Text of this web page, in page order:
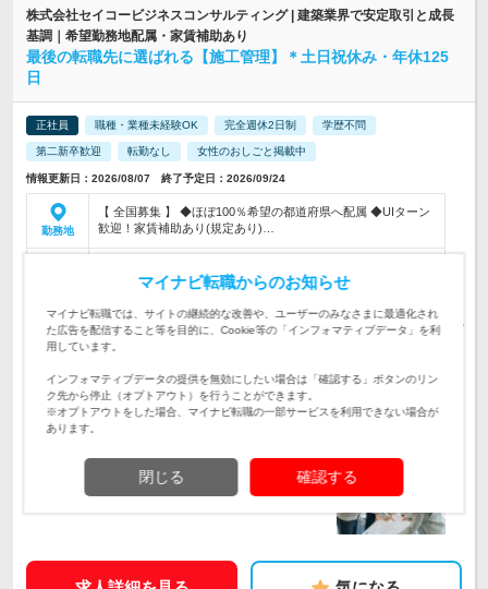
株式会社セイコービジネスコンサルティング | 建築業界で安定取引と成長
基調｜希望勤務地配属・家賃補助あり
最後の転職先に選ばれる【施工管理】＊土日祝休み・年休125
日
正社員 職種・業種未経験OK 完全週休2日制 学歴不問
第二新卒歓迎 転勤なし 女性のおしごと掲載中
情報更新日：2026/08/07 終了予定日：2026/09/24
勤務地
【 全国募集 】 ◆ほぼ100％希望の都道府県へ配属 ◆UIターン
歓迎！家賃補助あり(規定あり)…
験者：月給35万円～＋残業代全額支給＋各種手…
仕事内容
【安定基盤でキャリアアップ】ホテル等の建築施工管理を担当
します。経験者は大規模・上場案件にも挑戦可能！
対象と
なる方
【経験者歓迎／20代～70代活躍中】スーパーゼネコン案件多数
＊全国配属可＊家賃補助有＊収入アップ可能＊ブランクOK＊
ダイバーシティ重視の環境です
企業データ
設立：2015年3月／従業員数：165人／本社所在地：
マイナビ転職からのお知らせ
マイナビ転職では、サイトの継続的な改善や、ユーザーのみなさまに最適化され
た広告を配信すること等を目的に、Cookie等の「インフォマティブデータ」を利
用しています。
インフォマティブデータの提供を無効にしたい場合は「確認する」ボタンのリン
ク先から停止（オプトアウト）を行うことができます。
※オプトアウトをした場合、マイナビ転職の一部サービスを利用できない場合が
あります。
閉じる 確認する